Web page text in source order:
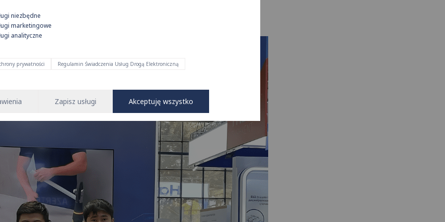
niezbędne
marketingowe
analityczne
prywatności Regulamin Świadczenia Usług Drogą Elektroniczną
Zapisz usługi Akceptuję wszystko
poszerzenie oferty oraz aktywną obecność na placach budów w regionie.
sukcesu i inspiracji!